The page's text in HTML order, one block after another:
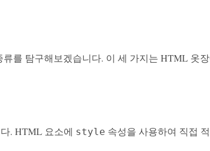
를 탐구해보겠습니다. 이 세 가지는 HTML 옷
. HTML 요소에 style 속성을 사용하여 직접